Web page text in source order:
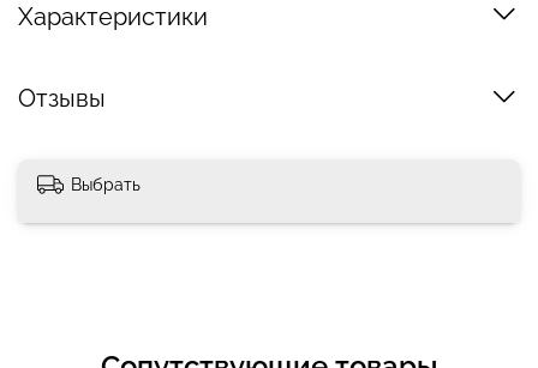
Характеристики
Отзывы
Выбрать